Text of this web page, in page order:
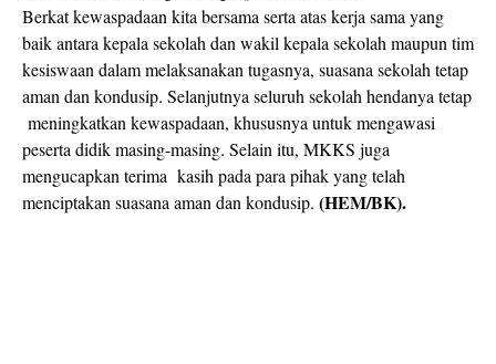
Berkat kewaspadaan kita bersama serta atas kerja sama yang
baik antara kepala sekolah dan wakil kepala sekolah maupun tim
kesiswaan dalam melaksanakan tugasnya, suasana sekolah tetap
aman dan kondusip. Selanjutnya seluruh sekolah hendanya tetap
meningkatkan kewaspadaan, khususnya untuk mengawasi
peserta didik masing-masing. Selain itu, MKKS juga
mengucapkan terima kasih pada para pihak yang telah
menciptakan suasana aman dan kondusip. (HEM/BK).